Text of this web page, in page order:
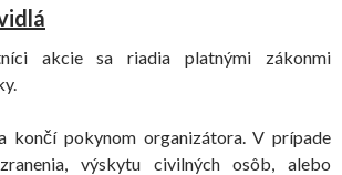
akcie sa riadia platnými zákonmi
končí pokynom organizátora. V prípade
výskytu civilných osôb, alebo